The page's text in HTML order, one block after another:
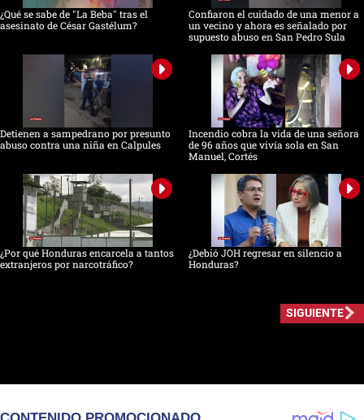
¿Qué se sabe de "La Beba" tras el
asesinato de César Gastélum?
Confiaron el cuidado de una menor a
un vecino y ahora es señalado por
supuesto abuso en San Pedro Sula
Detienen a sampedrano por presunto
abuso contra una niña en Calpules
Incendio cobra la vida de una señora
de 96 años que vivía sola en San
Manuel, Cortés
¿Por qué Honduras encarcela a tantos
extranjeros por narcotráfico?
¿Debió JOH regresar en silencio a
Honduras?
SIGUIENTE